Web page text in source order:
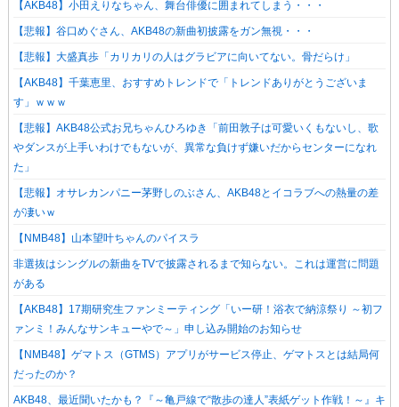
【AKB48】小田えりなちゃん、舞台俳優に囲まれてしまう・・・
【悲報】谷口めぐさん、AKB48の新曲初披露をガン無視・・・
【悲報】大盛真歩「カリカリの人はグラビアに向いてない。骨だらけ」
【AKB48】千葉恵里、おすすめトレンドで「トレンドありがとうございま
す」ｗｗｗ
【悲報】AKB48公式お兄ちゃんひろゆき「前田敦子は可愛いくもないし、歌
やダンスが上手いわけでもないが、異常な負けず嫌いだからセンターになれ
た」
【悲報】オサレカンパニー茅野しのぶさん、AKB48とイコラブへの熱量の差
が凄いｗ
【NMB48】山本望叶ちゃんのパイスラ
非選抜はシングルの新曲をTVで披露されるまで知らない。これは運営に問題
がある
【AKB48】17期研究生ファンミーティング「いー研！浴衣で納涼祭り ～初フ
ァンミ！みんなサンキューやで～」申し込み開始のお知らせ
【NMB48】ゲマトス（GTMS）アプリがサービス停止、ゲマトスとは結局何
だったのか？
AKB48、最近聞いたかも？『～亀戸線で“散歩の達人”表紙ゲット作戦！～』キ